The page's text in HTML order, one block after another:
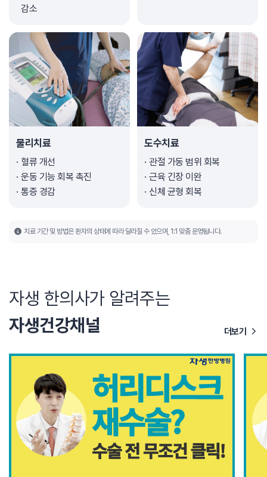
감소
물리치료
혈류 개선
운동 기능 회복 촉진
통증 경감
도수치료
관절 가동 범위 회복
근육 긴장 이완
신체 균형 회복
치료 기간 및 방법은 환자의 상태에 따라 달라질 수 있으며, 1:1 맞춤 운영됩니다.
자생 한의사가 알려주는
자생건강채널
더보기